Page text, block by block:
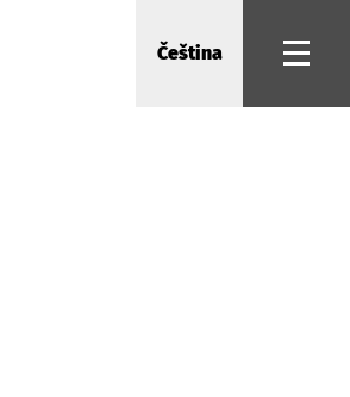
Čeština